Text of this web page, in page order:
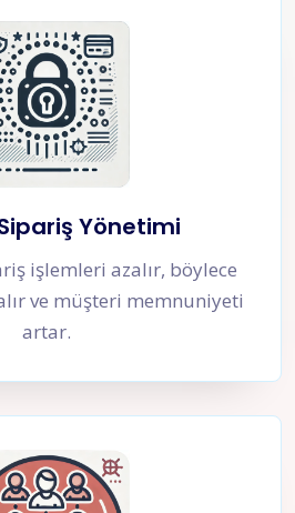
Yönetimi
işlemleri azalır, böylece
ve müşteri memnuniyeti
artar.